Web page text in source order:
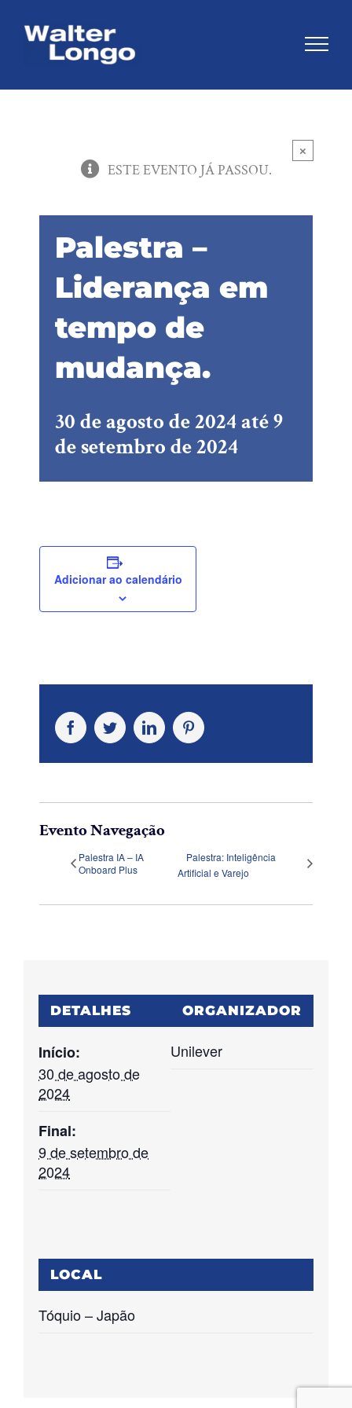
×
ESTE EVENTO JÁ PASSOU.
Palestra –
Liderança em
tempo de
mudança.
30 de agosto de 2024até9
de setembro de 2024
Adicionar ao calendário
FacebookTwitterLinkedInPinterest
Evento Navegação
Palestra IA – IA
Onboard Plus
Palestra: Inteligência
Artificial e Varejo
DETALHES
Início:
30 de agosto de
2024
Final:
9 de setembro de
2024
ORGANIZADOR
Unilever
LOCAL
Tóquio – Japão